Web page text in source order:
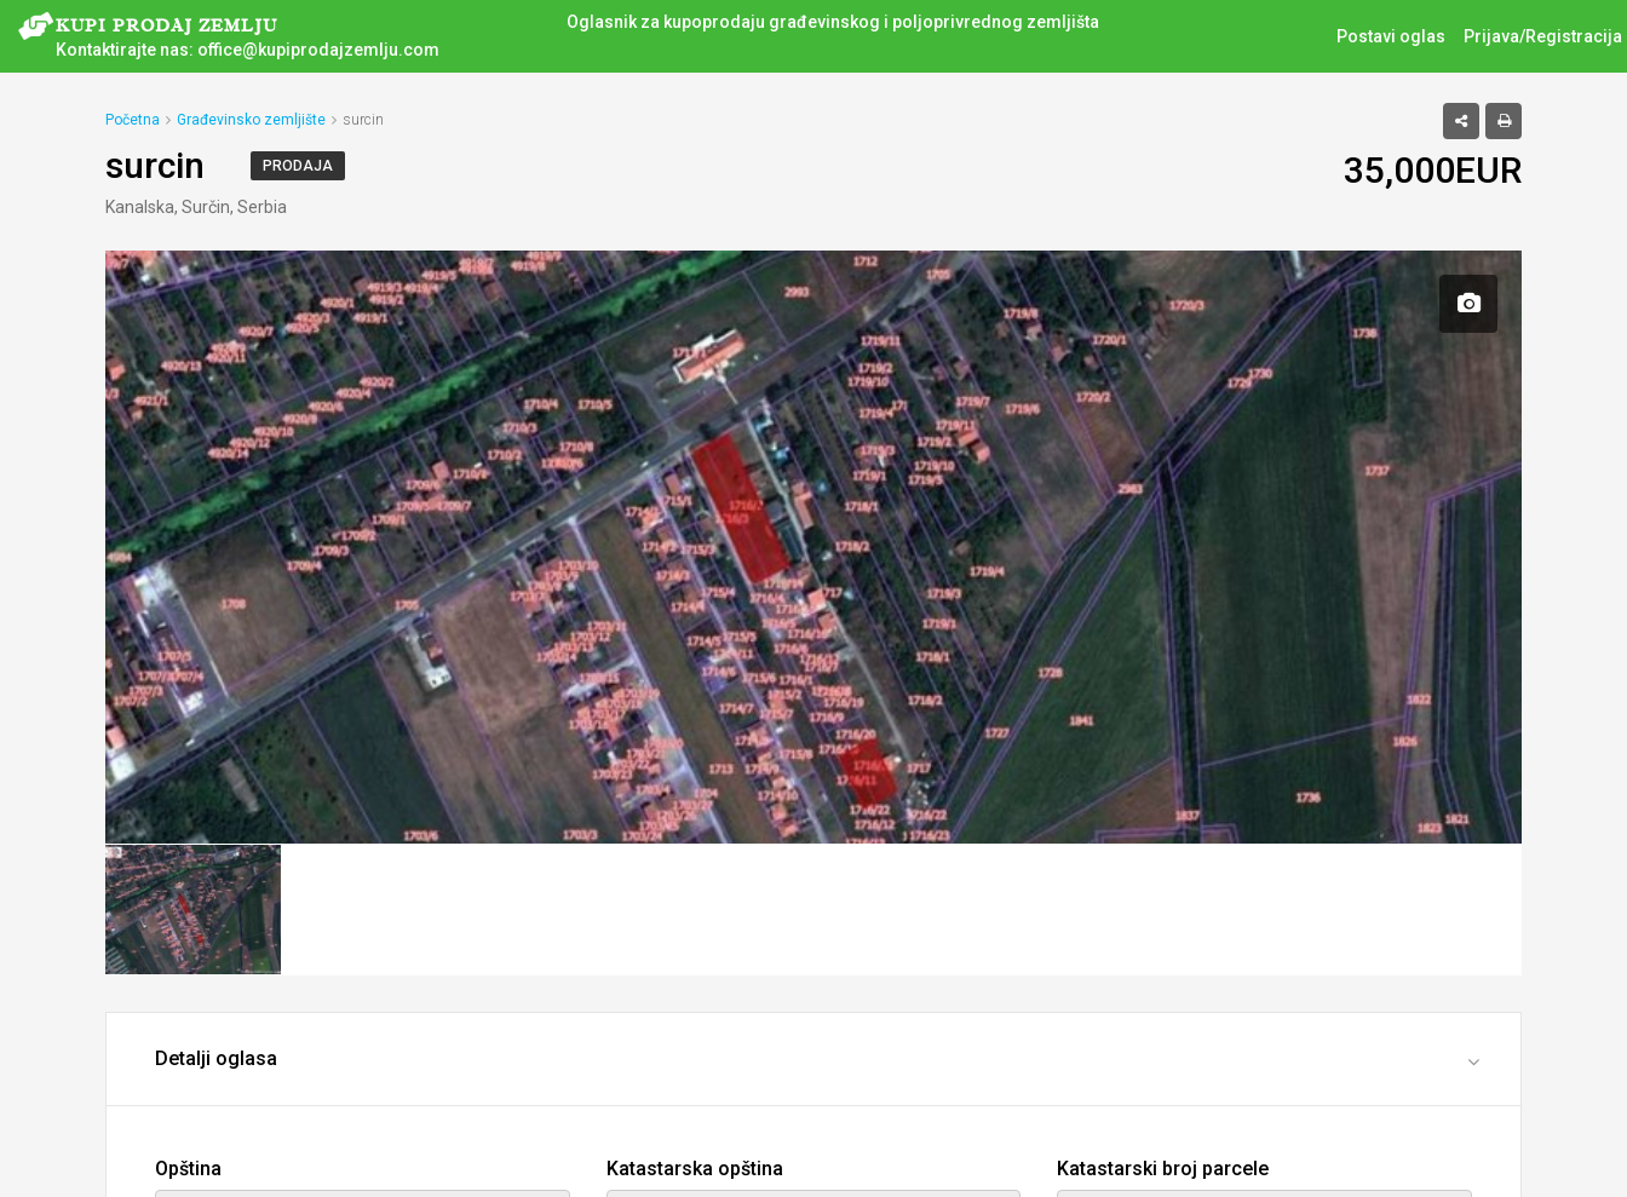
Oglasnik za kupoprodaju građevinskog i poljoprivrednog zemljišta
Kontaktirajte nas: office@kupiprodajzemlju.com
Postavi oglas Prijava/Registracija
Početna Građevinsko zemljište surcin
surcin PRODAJA
Kanalska, Surčin, Serbia
35,000EUR
Detalji oglasa
Opština Katastarska opština Katastarski broj parcele